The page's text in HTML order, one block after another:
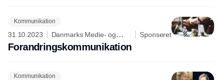
Kommunikation
31.10.2023
Danmarks Medie- og
Journalisthøjskole
Sponseret
Forandringskommunikation
Kommunikation